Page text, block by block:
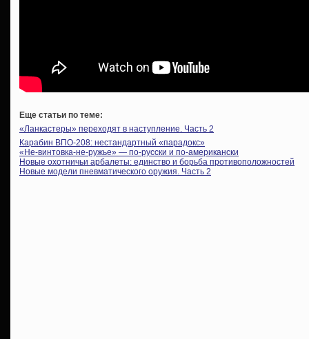
Еще статьи по теме:
«Ланкастеры» переходят в наступление. Часть 2
Карабин ВПО-208: нестандартный «парадокс»
«Не-винтовка-не-ружье» — по-русски и по-американски
Новые охотничьи арбалеты: единство и борьба противоположностей
Новые модели пневматического оружия. Часть 2